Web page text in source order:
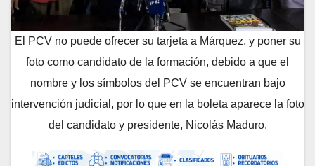
El PCV no puede ofrecer su tarjeta a Márquez, y poner su
foto como candidato de la formación, debido a que el
nombre y los símbolos del PCV se encuentran bajo
intervención judicial, por lo que en la boleta aparece la foto
del candidato y presidente, Nicolás Maduro.